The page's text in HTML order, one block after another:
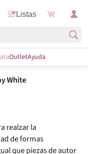
Listas
OutletAyuda
White
realzar la
de formas
que piezas de autor